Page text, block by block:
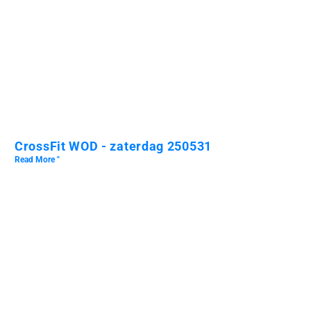
CrossFit WOD - zaterdag 250531
Read More "